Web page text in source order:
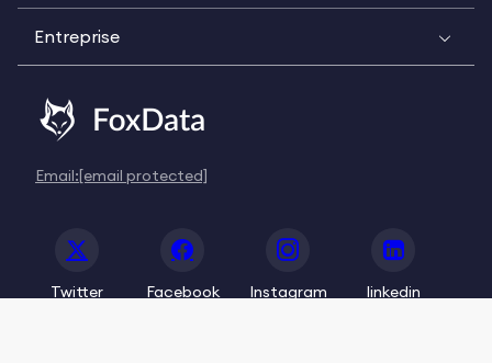
Entreprise
Email:[email protected]
Twitter Facebook Instagram linkedin